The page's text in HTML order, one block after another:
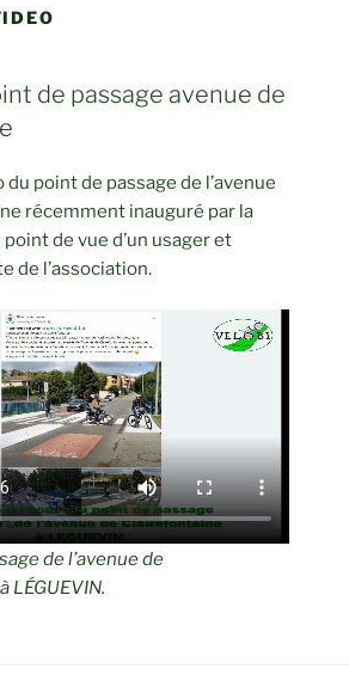
de passage avenue de
du point de passage de l’avenue
récemment inauguré par la
point de vue d’un usager et
de l’association.
de l’avenue de
LÉGUEVIN.